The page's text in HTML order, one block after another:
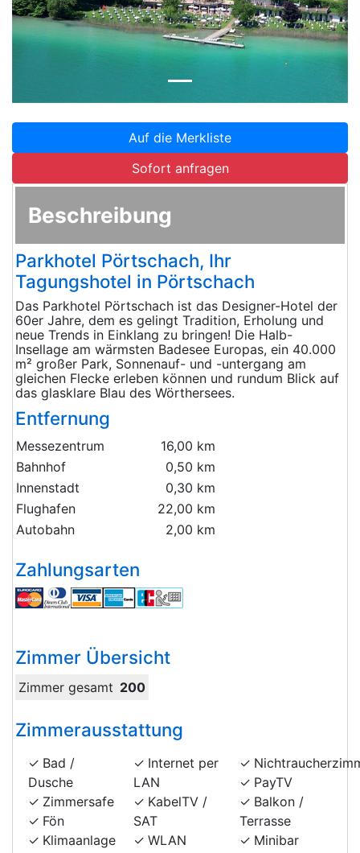
Auf die Merkliste
Sofort anfragen
Beschreibung
Parkhotel Pörtschach, Ihr
Tagungshotel in Pörtschach
Das Parkhotel Pörtschach ist das Designer-Hotel der
60er Jahre, dem es gelingt Tradition, Erholung und
neue Trends in Einklang zu bringen! Die Halb-
Insellage am wärmsten Badesee Europas, ein 40.000
m² großer Park, Sonnenauf- und -untergang am
gleichen Flecke erleben können und rundum Blick auf
das glasklare Blau des Wörthersees.
Entfernung
Messezentrum
16,00 km
Bahnhof
0,50 km
Innenstadt
0,30 km
Flughafen
22,00 km
Autobahn
2,00 km
Zahlungsarten
Zimmer Übersicht
Zimmer gesamt 200
Zimmerausstattung
Bad /
Dusche
Zimmersafe
Fön
Klimaanlage
Internet per
LAN
KabelTV /
SAT
WLAN
PayTV
Balkon /
Terrasse
Minibar